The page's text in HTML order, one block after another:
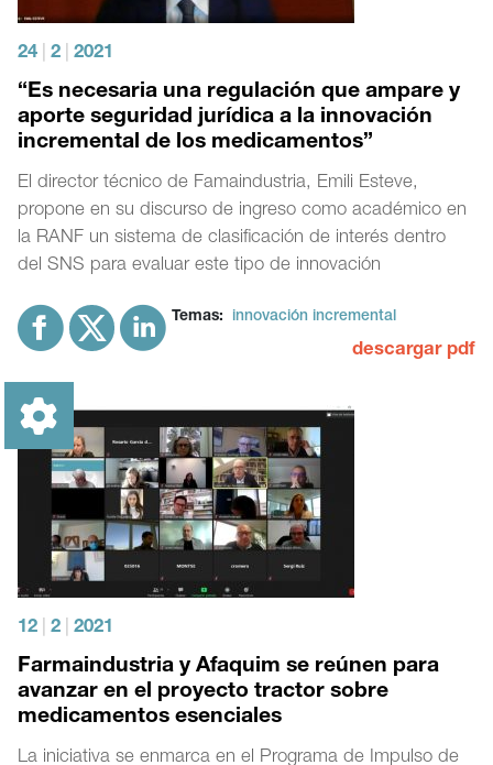
24 2 2021
“Es necesaria una regulación que ampare y
aporte seguridad jurídica a la innovación
incremental de los medicamentos”
El director técnico de Famaindustria, Emili Esteve,
propone en su discurso de ingreso como académico en
la RANF un sistema de clasificación de interés dentro
del SNS para evaluar este tipo de innovación
Temas: innovación incremental
descargar pdf
12 2 2021
Farmaindustria y Afaquim se reúnen para
avanzar en el proyecto tractor sobre
medicamentos esenciales
La iniciativa se enmarca en el Programa de Impulso de